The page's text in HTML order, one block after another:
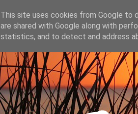
This site uses cookies from Google to
are shared with Google along with
statistics, and to detect and address